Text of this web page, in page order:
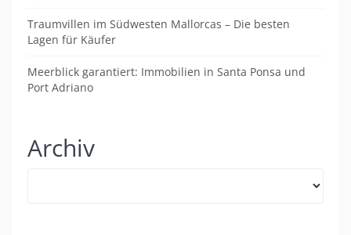
Traumvillen im Südwesten Mallorcas – Die besten
Lagen für Käufer
Meerblick garantiert: Immobilien in Santa Ponsa und
Port Adriano
Archiv